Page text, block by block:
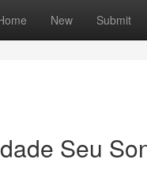
New Submit
Seu